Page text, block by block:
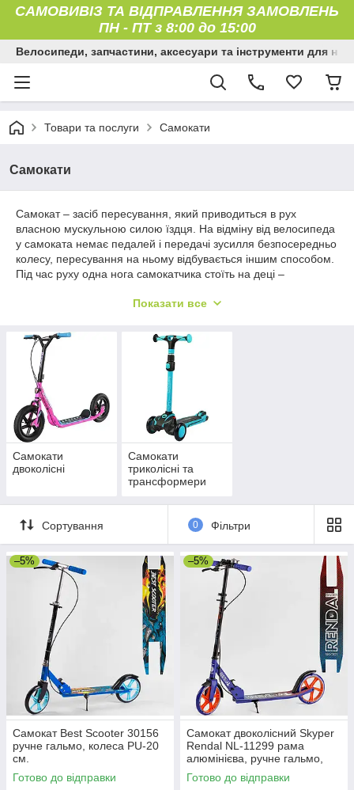
САМОВИВІЗ ТА ВІДПРАВЛЕННЯ ЗАМОВЛЕНЬ
ПН - ПТ з 8:00 до 15:00
Велосипеди, запчастини, аксесуари та інструменти для них
Товари та послуги Самокати
Самокати
Самокат – засіб пересування, який приводиться в рух
власною мускульною силою їздця. На відміну від велосипеда
у самоката немає педалей і передачі зусилля безпосередньо
колесу, пересування на ньому відбувається іншим способом.
Під час руху одна нога самокатчика стоїть на деці –
з'єднує її частини, друга відштовхується від землі і цим
вестибулярний апарат. Під час катання стимулюється робота
серцево-судинної системи, дихання. Катаються діти
формують навички рівноваги, координації рухів та
орієнтування у просторі. Для тренування дітей підходить
звичайний самокат. Тренування підлітків і дорослих краще
проводити використовуючи трайки або кикборды.
Показати все
Самокати
двоколісні
Самокати
триколісні та
трансформери
Сортування 0 Фільтри
–5%
Самокат Best Scooter 30156
ручне гальмо, колеса PU-20
см.
Готово до відправки
–5%
Самокат двоколісний Skyper
Rendal NL-11299 рама
алюмінієва, ручне гальмо,
колеса PU-20 см.
Готово до відправки